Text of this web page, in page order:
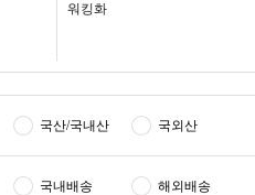
워킹화
국산/국내산 국외산
국내배송 해외배송